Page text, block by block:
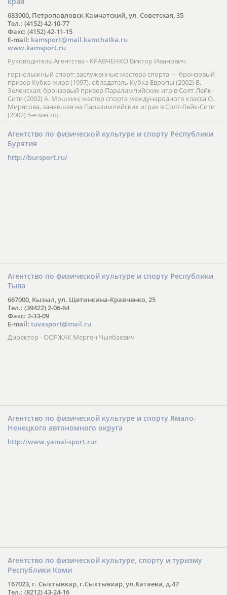
683000, Петропавловск-Камчатский, ул. Советская, 35
Тел.: (4152) 42-10-77
Факс: (4152) 42-11-15
E-mail: kamsport@mail.kamchatka.ru
www.kamsport.ru
Руководитель Агентства - КРАВЧЕНКО Виктор Иванович
горнолыжный спорт: заслуженные мастера спорта — бронзовый
призер Кубка мира (1997), обладатель Кубка Европы (2002) В.
Зеленская; бронзовый призер Паралимпийских игр в Солт-Лейк-
Сити (2002) А. Мошкин; мастер спорта международного класса О.
Мирясова, занявшая на Паралимпийских играх в Солт-Лейк-Сити
(2002) 5-е место;
Агентство по физической культуре и спорту Республики
Бурятия
http://bursport.ru/
Агентство по физической культуре и спорту Республики
Тыва
667000, Кызыл, ул. Щетинкина-Кравченко, 25
Тел.: (39422) 2-06-64
Факс: 2-33-09
E-mail: tuvasport@mail.ru
Директор - ООРЖАК Мерген Чылбаевич
Агентство по физической культуре и спорту Ямало-
Ненецкого автономного округа
http://www.yamal-sport.ru/
Агентство по физической культуре, спорту и туризму
Республики Коми
167023, г. Сыктывкар, г.Сыктывкар, ул.Катаева, д.47
Тел.: (8212) 43-24-16